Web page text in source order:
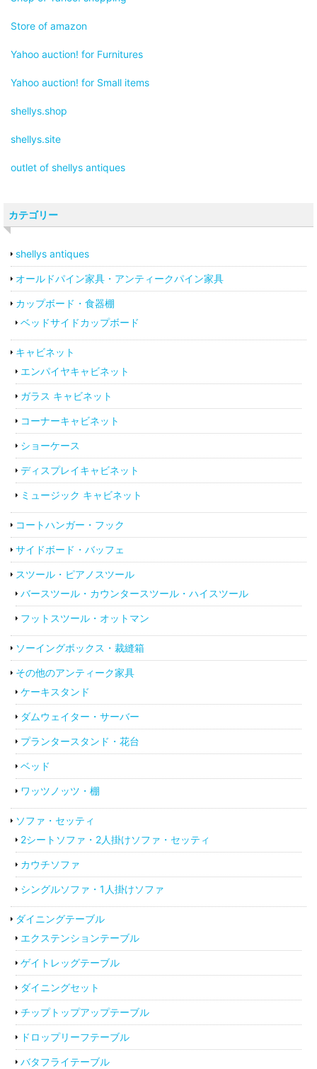
Store of amazon
Yahoo auction! for Furnitures
Yahoo auction! for Small items
shellys.shop
shellys.site
outlet of shellys antiques
カテゴリー
shellys antiques
オールドパイン家具・アンティークパイン家具
カップボード・食器棚
ベッドサイドカップボード
キャビネット
エンパイヤキャビネット
ガラス キャビネット
コーナーキャビネット
ショーケース
ディスプレイキャビネット
ミュージック キャビネット
コートハンガー・フック
サイドボード・バッフェ
スツール・ピアノスツール
バースツール・カウンタースツール・ハイスツール
フットスツール・オットマン
ソーイングボックス・裁縫箱
その他のアンティーク家具
ケーキスタンド
ダムウェイター・サーバー
プランタースタンド・花台
ベッド
ワッツノッツ・棚
ソファ・セッティ
2シートソファ・2人掛けソファ・セッティ
カウチソファ
シングルソファ・1人掛けソファ
ダイニングテーブル
エクステンションテーブル
ゲイトレッグテーブル
ダイニングセット
チップトップアップテーブル
ドロップリーフテーブル
バタフライテーブル